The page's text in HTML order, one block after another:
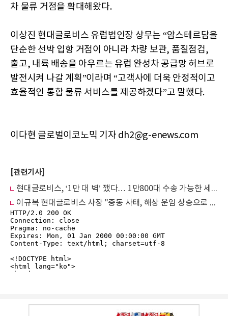
차 물류 거점을 확대해왔다.
이상진 현대글로비스 유럽법인장 상무는 “암스테르담을
단순한 선박 입항 거점이 아니라 차량 보관, 품질점검,
출고, 내륙 배송을 아우르는 유럽 완성차 공급망 허브로
발전시켜 나갈 계획”이라며 “고객사에 더욱 안정적이고
효율적인 통합 물류 서비스를 제공하겠다”고 말했다.
이다현 글로벌이코노믹 기자 dh2@g-enews.com
[관련기사]
현대글로비스, ‘1만 대 벽’ 깼다… 1만800대 수송 가능한 세계 최대 자동차 운반선 전격 투입
이규복 현대글로비스 사장 "중동 사태, 해상 운임 상승으로 국내 해운사에 수익 기회"